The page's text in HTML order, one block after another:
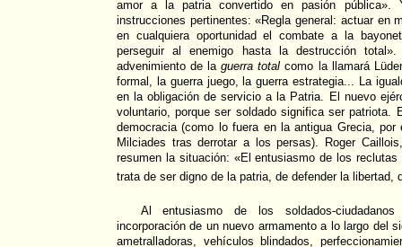
amor a la patria convertido en pasión
instrucciones pertinentes: «Regla general: actuar en
en cualquiera oportunidad el combate a la
perseguir al enemigo hasta la destrucción
advenimiento de laguerra total como la llamará
formal, la guerra juego, la guerra estrategia... La
en la obligación de servicio a la Patria. El nuevo
voluntario, porque ser soldado significa ser patriota.
democracia (como lo fuera en la antigua Grecia,
Milciades tras derrotar a los persas). Roger
resumen la situación: «El entusiasmo de los
trata de ser digno de la patria, de defender la libertad,
Al entusiasmo de los soldados-
incorporación de un nuevo armamento a lo largo del
ametralladoras, vehículos blindados,